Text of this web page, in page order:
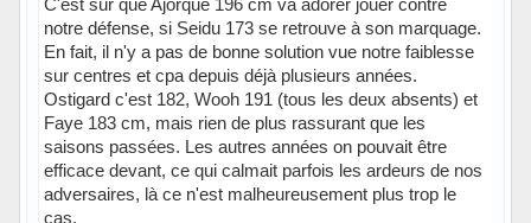
C'est sûr que Ajorque 196 cm va adorer jouer contre
notre défense, si Seidu 173 se retrouve à son marquage.
En fait, il n'y a pas de bonne solution vue notre faiblesse
sur centres et cpa depuis déjà plusieurs années.
Ostigard c'est 182, Wooh 191 (tous les deux absents) et
Faye 183 cm, mais rien de plus rassurant que les
saisons passées. Les autres années on pouvait être
efficace devant, ce qui calmait parfois les ardeurs de nos
adversaires, là ce n'est malheureusement plus trop le
cas.